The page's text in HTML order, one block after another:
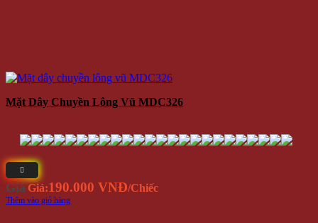
Mặt Dây Chuyền Lông Vũ MDC326
Giá Giá:190.000 VNĐ/Chiếc
Thêm vào giỏ hàng